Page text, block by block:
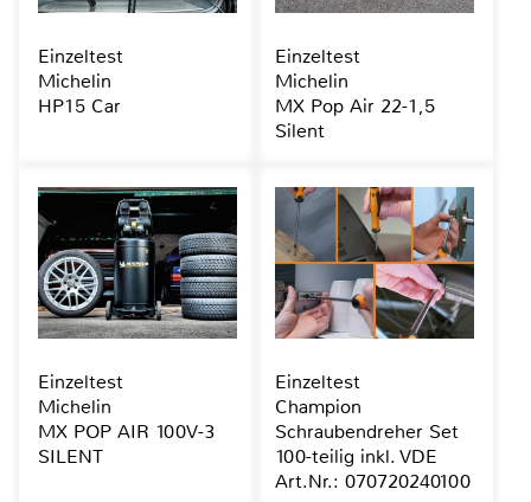
Einzeltest
Michelin
HP15 Car
Einzeltest
Michelin
MX Pop Air 22-1,5
Silent
Einzeltest
Michelin
MX POP AIR 100V-3
SILENT
Einzeltest
Champion
Schraubendreher Set
100-teilig inkl. VDE
Art.Nr.: 070720240100